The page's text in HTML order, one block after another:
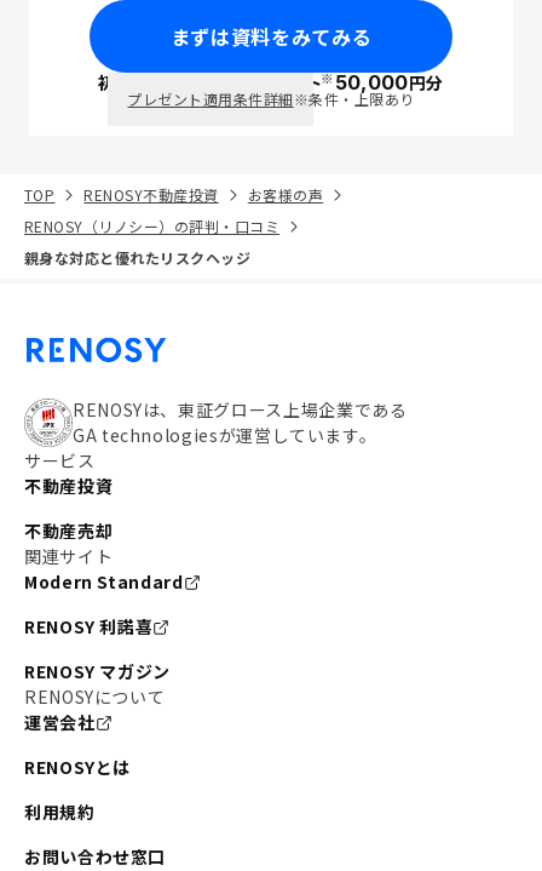
まずは資料をみてみる
初回面談で ポイント※50,000円分
プレゼント適用条件詳細※条件・上限あり
TOP RENOSY不動産投資
お客様の声
RENOSY（リノシー）の評判・口コミ
親身な対応と優れたリスクヘッジ
RENOSYは、東証グロース上場企業である
GA technologiesが運営しています。
サービス
不動産投資
不動産売却
関連サイト
Modern Standard
RENOSY 利諾喜
RENOSY マガジン
RENOSYについて
運営会社
RENOSYとは
利用規約
お問い合わせ窓口